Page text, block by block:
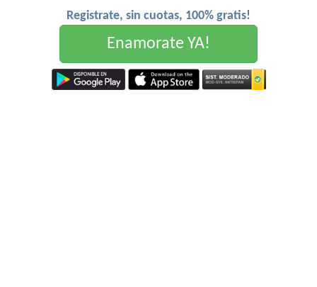
Registrate, sin cuotas, 100% gratis!
Enamorate YA!